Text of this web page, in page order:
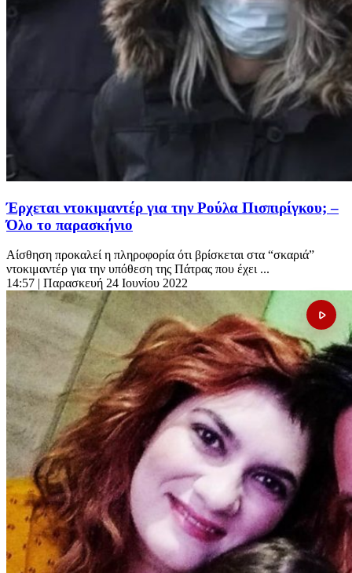
Έρχεται ντοκιμαντέρ για την Ρούλα Πισπιρίγκου; –
Όλο το παρασκήνιο
Αίσθηση προκαλεί η πληροφορία ότι βρίσκεται στα “σκαριά”
ντοκιμαντέρ για την υπόθεση της Πάτρας που έχει ...
14:57 | Παρασκευή 24 Ιουνίου 2022